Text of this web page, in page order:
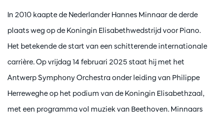
In 2010 kaapte de Nederlander Hannes Minnaar de derde
plaats weg op de Koningin Elisabethwedstrijd voor Piano.
Het betekende de start van een schitterende internationale
carrière. Op vrijdag 14 februari 2025 staat hij met het
Antwerp Symphony Orchestra onder leiding van Philippe
Herreweghe op het podium van de Koningin Elisabethzaal,
met een programma vol muziek van Beethoven. Minnaars